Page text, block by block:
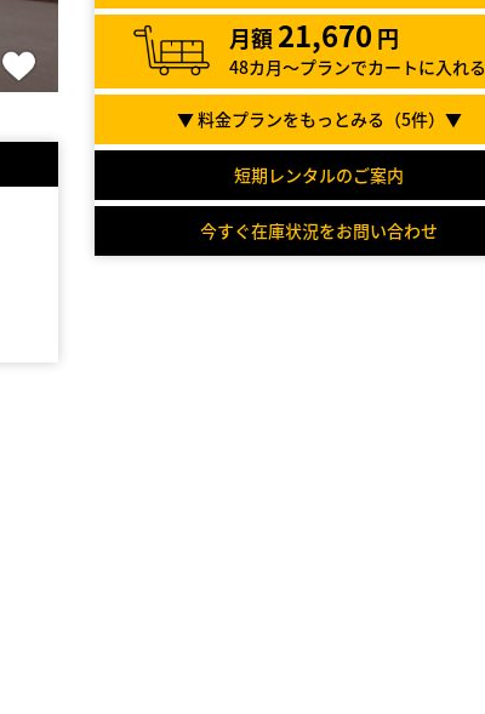
月額 21,670 円
48カ月～プランでカートに入れる
▼ 料金プランをもっとみる（5件）▼
短期レンタルのご案内
今すぐ在庫状況をお問い合わせ